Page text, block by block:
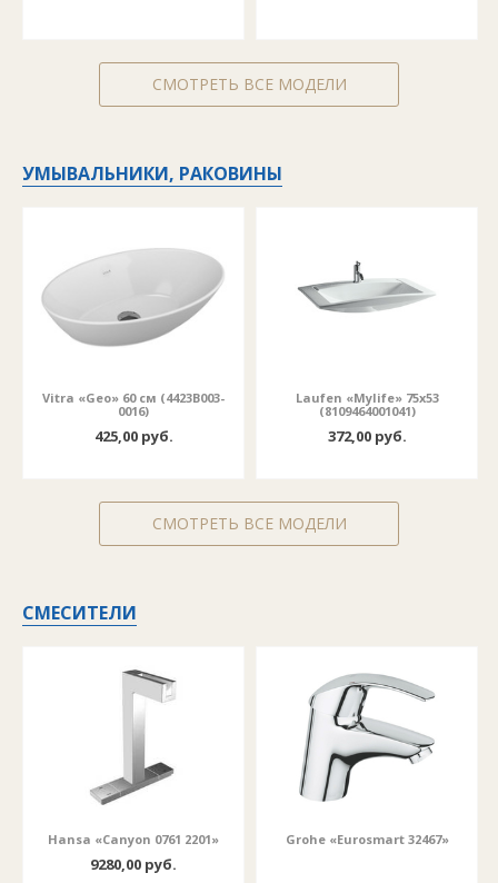
СМОТРЕТЬ ВСЕ МОДЕЛИ
УМЫВАЛЬНИКИ, РАКОВИНЫ
Vitra «Geo» 60 cм (4423B003-
0016)
425,00 руб.
Laufen «Mylife» 75x53
(8109464001041)
372,00 руб.
СМОТРЕТЬ ВСЕ МОДЕЛИ
СМЕСИТЕЛИ
Hansa «Canyon 0761 2201»
9280,00 руб.
Grohe «Eurosmart 32467»